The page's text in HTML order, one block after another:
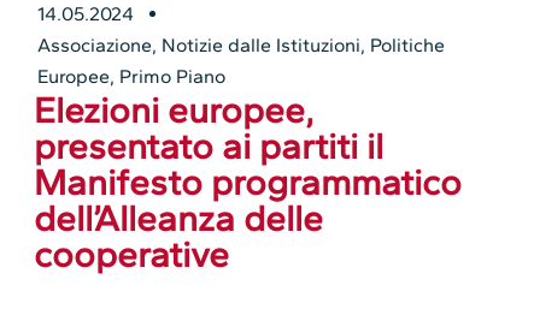
14.05.2024
Associazione, Notizie dalle Istituzioni, Politiche
Europee, Primo Piano
Elezioni europee,
presentato ai partiti il
Manifesto programmatico
dell’Alleanza delle
cooperative